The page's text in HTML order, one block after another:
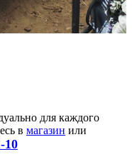
для каждого
в магазин или
10